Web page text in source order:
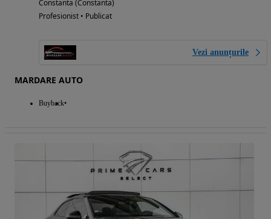
Constanta (Constanta)
Profesionist • Publicat
Vezi anunțurile
MARDARE AUTO
Buyback